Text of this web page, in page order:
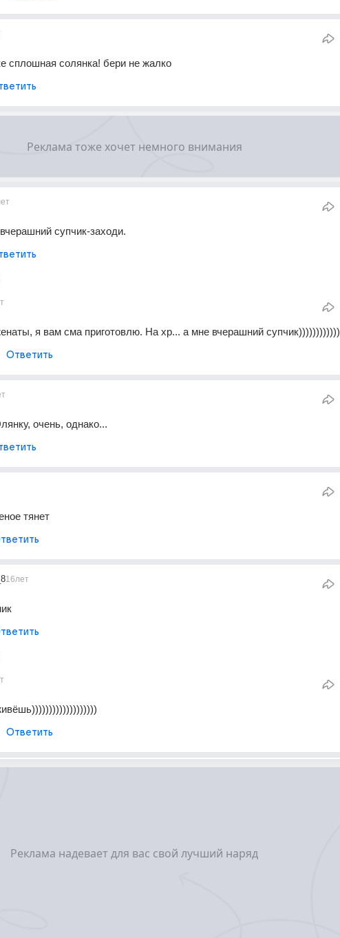
сплошная солянка! бери не жалко
супчик-заходи.
я вам сма приготовлю. На хр... а мне вчерашний супчик))))))))))))
Ответить
очень, однако...
тянет
16лет
Ответить